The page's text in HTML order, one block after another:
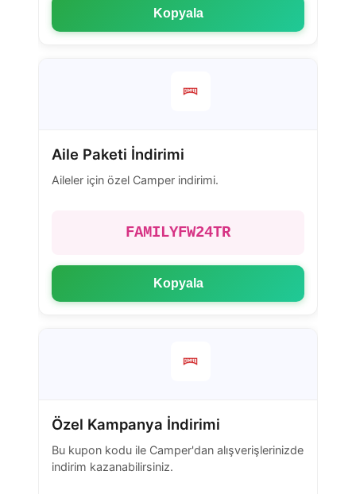
Kopyala
Aile Paketi İndirimi
Aileler için özel Camper indirimi.
FAMILYFW24TR
Kopyala
Özel Kampanya İndirimi
Bu kupon kodu ile Camper'dan alışverişlerinizde
indirim kazanabilirsiniz.